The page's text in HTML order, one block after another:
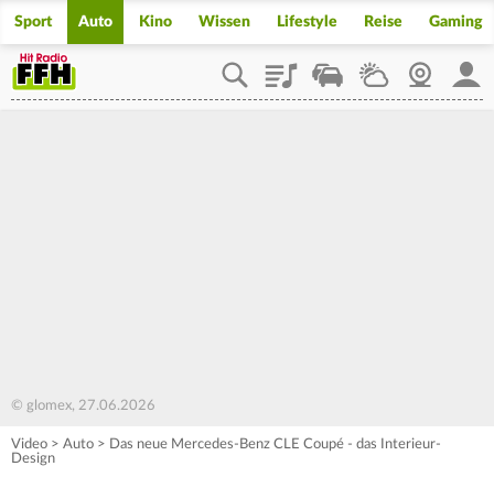
Sport Auto Kino Wissen Lifestyle Reise Gaming
PlaylistStaupilotWetterWebcam
© glomex, 27.06.2026
Video > Auto > Das neue Mercedes-Benz CLE Coupé - das Interieur-
Design